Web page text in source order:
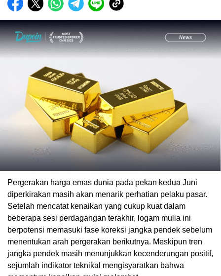
Pergerakan harga emas dunia pada pekan kedua Juni
diperkirakan masih akan menarik perhatian pelaku pasar.
Setelah mencatat kenaikan yang cukup kuat dalam
beberapa sesi perdagangan terakhir, logam mulia ini
berpotensi memasuki fase koreksi jangka pendek sebelum
menentukan arah pergerakan berikutnya. Meskipun tren
jangka pendek masih menunjukkan kecenderungan positif,
sejumlah indikator teknikal mengisyaratkan bahwa